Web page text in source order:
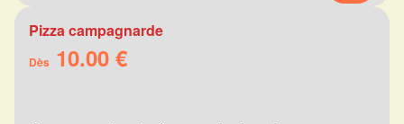
Pizza campagnarde
Dès 10.00 €